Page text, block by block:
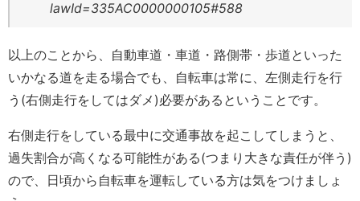
lawId=335AC0000000105#588
以上のことから、自動車道・車道・路側帯・歩道といった
いかなる道を走る場合でも、自転車は常に、左側走行を行
う(右側走行をしてはダメ)必要があるということです。
右側走行をしている最中に交通事故を起こしてしまうと、
過失割合が高くなる可能性がある(つまり大きな責任が伴う)
ので、日頃から自転車を運転している方は気をつけましょ